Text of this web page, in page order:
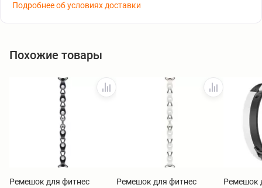
Подробнее об условиях доставки
Похожие товары
Ремешок для фитнес
Ремешок для фитнес
Ремешок